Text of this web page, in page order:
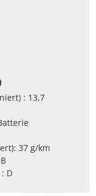
Energieverbrauch (gewichtet, kombiniert) : 13,7
37 g/km
B
-Klasse (bei entladener Batterie) : D